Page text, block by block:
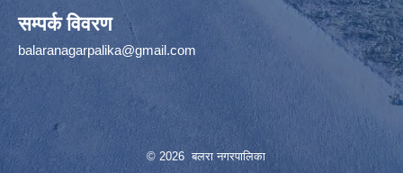
सम्पर्क विवरण
balaranagarpalika@gmail.com
© 2026 बलरा नगरपालिका